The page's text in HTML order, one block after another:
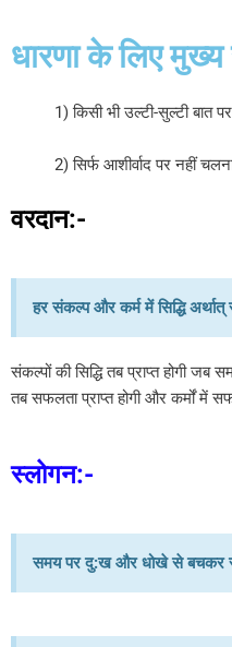
धारणा के लिए मुख्य
1) किसी भी उल्टी-सुल्टी बात
2) सिर्फ आशीर्वाद पर नहीं
वरदान:-
हर संकल्प और कर्म में सिद्धि
संकल्पों की सिद्धि तब प्राप्त होगी
तब सफलता प्राप्त होगी और कर्मों में
स्लोगन:-
समय पर दु:ख और धोखे से बचकर